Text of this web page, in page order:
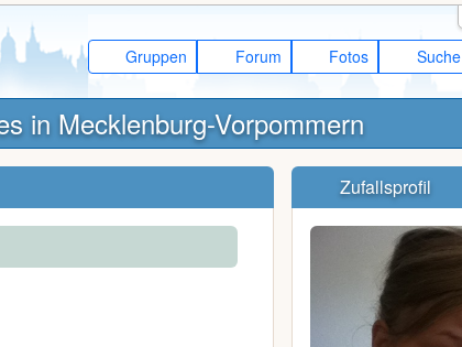
Gruppen Forum Fotos Suche
in Mecklenburg-Vorpommern
Zufallsprofil